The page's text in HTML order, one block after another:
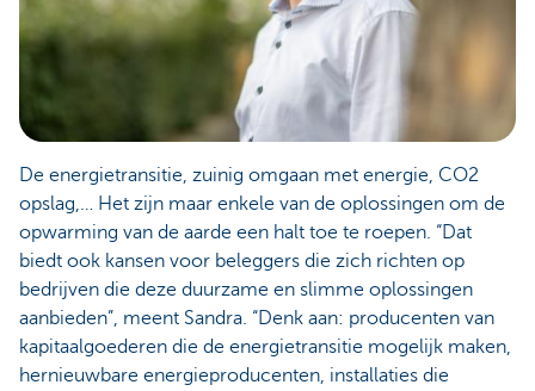
De energietransitie, zuinig omgaan met energie, CO2
opslag,… Het zijn maar enkele van de oplossingen om de
opwarming van de aarde een halt toe te roepen. “Dat
biedt ook kansen voor beleggers die zich richten op
bedrijven die deze duurzame en slimme oplossingen
aanbieden”, meent Sandra. “Denk aan: producenten van
kapitaalgoederen die de energietransitie mogelijk maken,
hernieuwbare energieproducenten, installaties die